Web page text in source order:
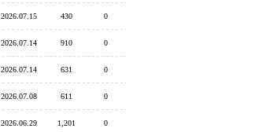
2026.07.15 430 0
2026.07.14 910 0
2026.07.14 631 0
2026.07.08 611 0
2026.06.29 1,201 0